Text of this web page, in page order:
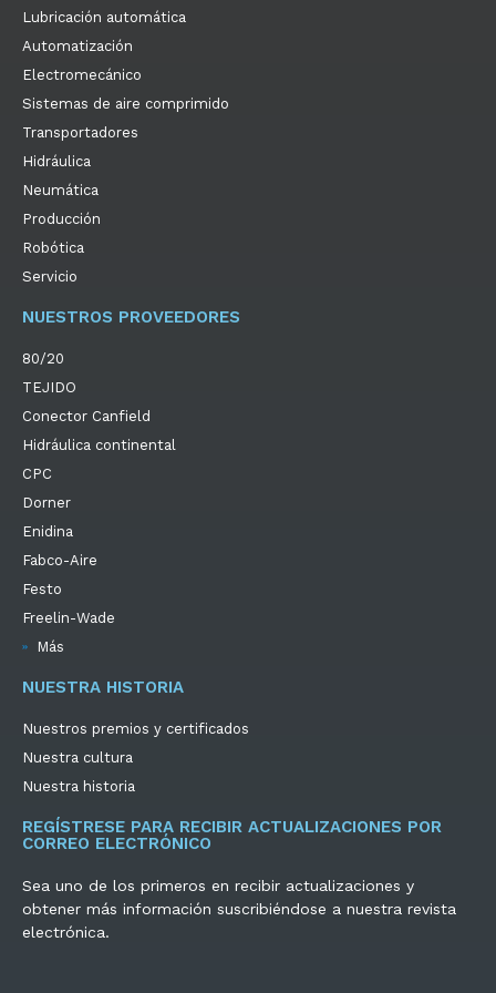
Lubricación automática
Automatización
Electromecánico
Sistemas de aire comprimido
Transportadores
Hidráulica
Neumática
Producción
Robótica
Servicio
NUESTROS PROVEEDORES
80/20
TEJIDO
Conector Canfield
Hidráulica continental
CPC
Dorner
Enidina
Fabco-Aire
Festo
Freelin-Wade
Más
NUESTRA HISTORIA
Nuestros premios y certificados
Nuestra cultura
Nuestra historia
REGÍSTRESE PARA RECIBIR ACTUALIZACIONES POR
CORREO ELECTRÓNICO
Sea uno de los primeros en recibir actualizaciones y
obtener más información suscribiéndose a nuestra revista
electrónica.